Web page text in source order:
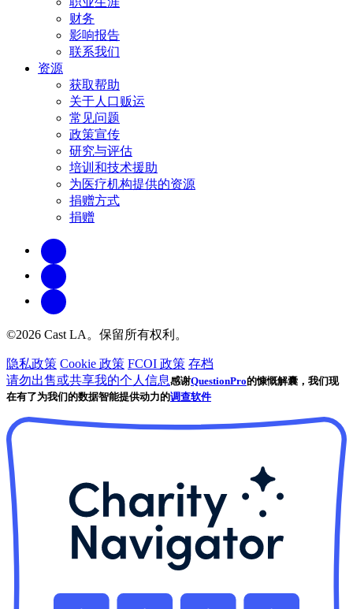
财务
影响报告
联系我们
资源
获取帮助
关于人口贩运
常见问题
政策宣传
研究与评估
培训和技术援助
为医疗机构提供的资源
捐赠方式
捐赠
©2026 Cast LA。保留所有权利。
隐私政策 Cookie 政策 FCOI 政策 存档
请勿出售或共享我的个人信息感谢QuestionPro的慷慨解囊，我们现
在有了为我们的数据智能提供动力的调查软件